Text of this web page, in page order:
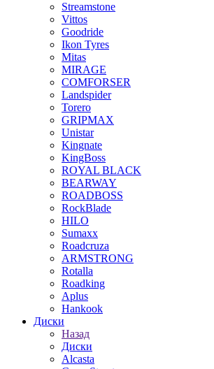
Streamstone
Vittos
Goodride
Ikon Tyres
Mitas
MIRAGE
COMFORSER
Landspider
Torero
GRIPMAX
Unistar
Kingnate
KingBoss
ROYAL BLACK
BEARWAY
ROADBOSS
RockBlade
HILO
Sumaxx
Roadcruza
ARMSTRONG
Rotalla
Roadking
Aplus
Hankook
Диски
Назад
Диски
Alcasta